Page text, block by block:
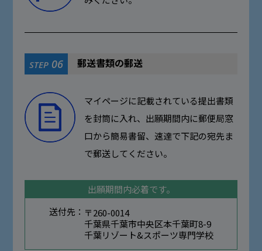
STEP 06 郵送書類の郵送
マイページに記載されている提出書類
を封筒に入れ、出願期間内に郵便局窓
口から簡易書留、速達で下記の宛先ま
で郵送してください。
出願期間内必着です。
送付先： 〒260-0014
千葉県千葉市中央区本千葉町8-9
千葉リゾート&スポーツ専門学校